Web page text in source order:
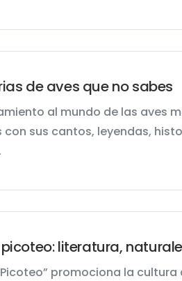
de aves que no sabes
al mundo de las aves
con sus cantos, leyendas,
picoteo: literatura,
Picoteo” promociona la